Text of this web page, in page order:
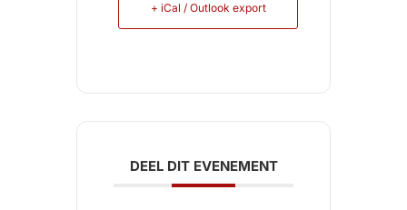
+ iCal / Outlook export
DEEL DIT EVENEMENT